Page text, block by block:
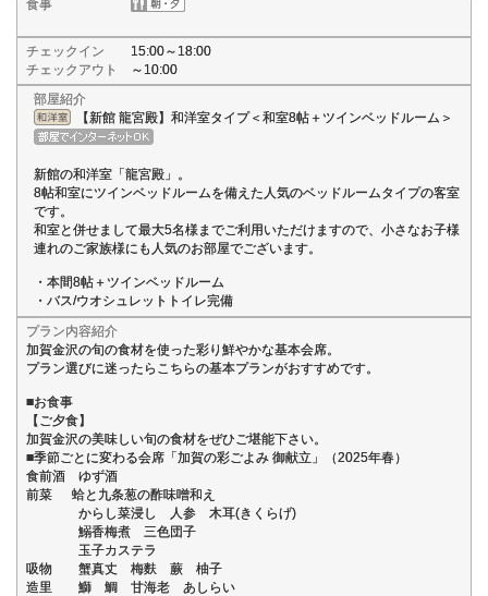
食事
チェックイン
15:00～18:00
チェックアウト
～10:00
部屋紹介
【新館 龍宮殿】和洋室タイプ＜和室8帖＋ツインベッドルーム＞
新館の和洋室「龍宮殿」。
8帖和室にツインベッドルームを備えた人気のベッドルームタイプの客室
です。
和室と併せまして最大5名様までご利用いただけますので、小さなお子様
連れのご家族様にも人気のお部屋でございます。
・本間8帖＋ツインベッドルーム
・バス/ウオシュレットトイレ完備
プラン内容紹介
加賀金沢の旬の食材を使った彩り鮮やかな基本会席。
プラン選びに迷ったらこちらの基本プランがおすすめです。
■お食事
【ご夕食】
加賀金沢の美味しい旬の食材をぜひご堪能下さい。
■季節ごとに変わる会席「加賀の彩ごよみ 御献立」（2025年春）
食前酒 ゆず酒
前菜 蛤と九条葱の酢味噌和え
からし菜浸し 人参 木耳(きくらげ)
鰯香梅煮 三色団子
玉子カステラ
吸物 蟹真丈 梅麩 蕨 柚子
造里 鰤 鯛 甘海老 あしらい